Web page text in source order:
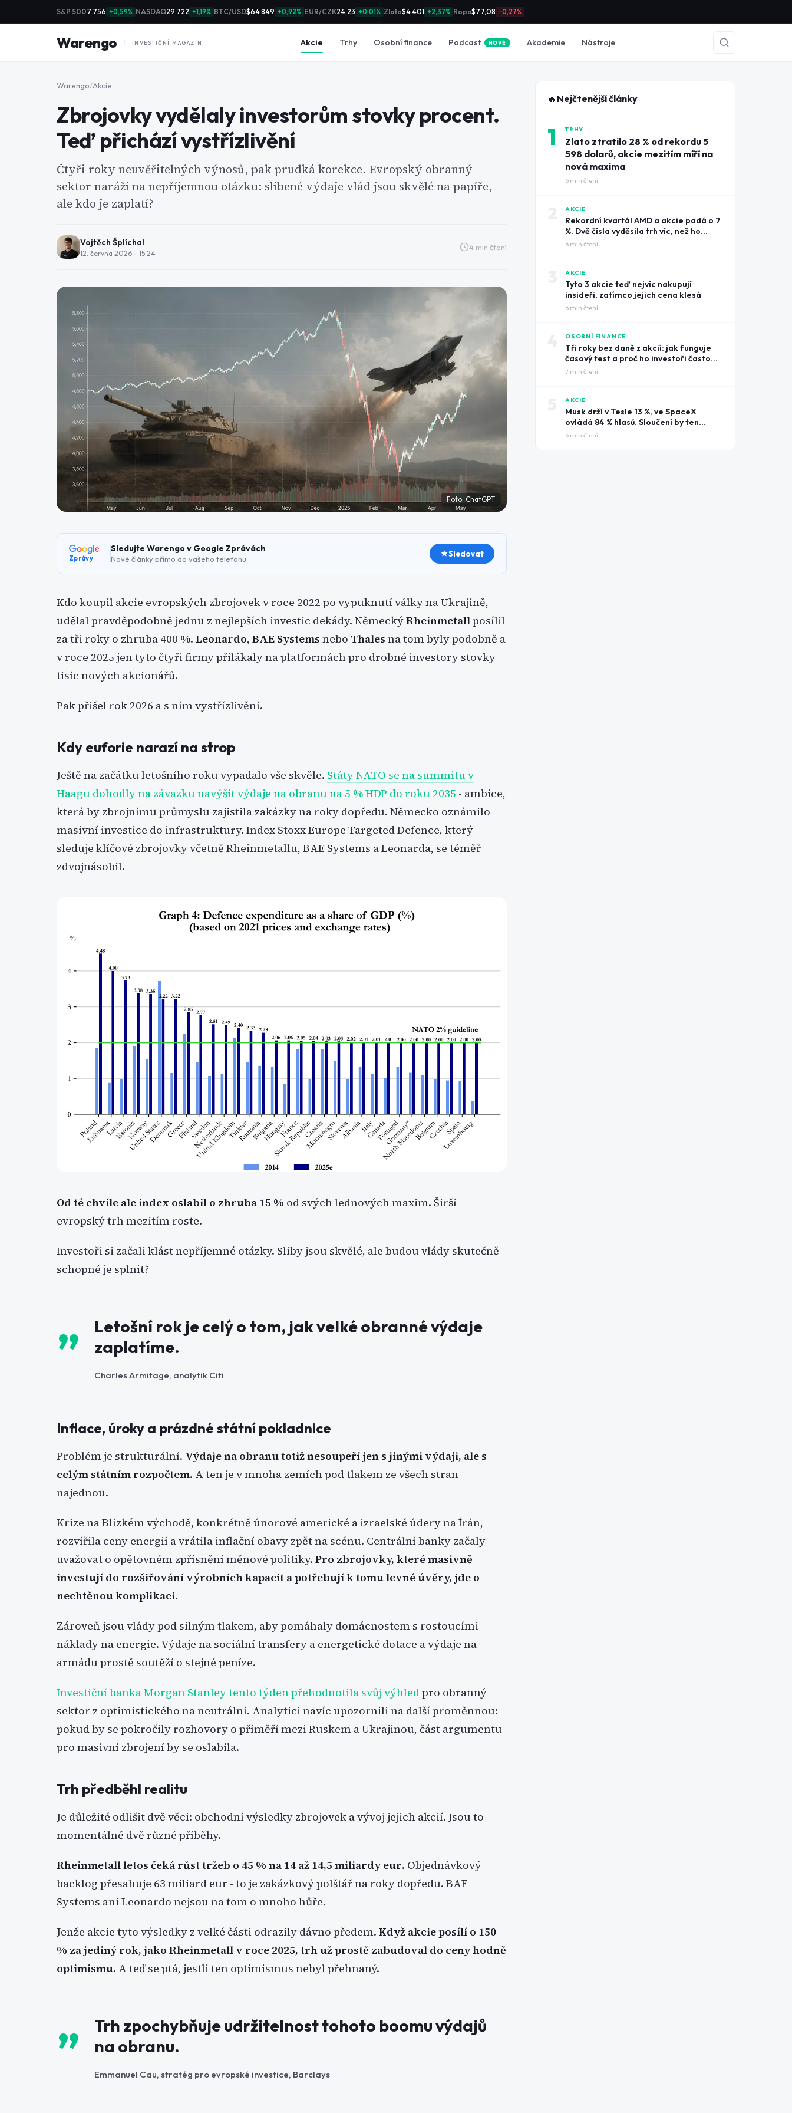
S&P 5007 756 +0,59% NASDAQ29 722 +1,19% BTC/USD$64 849 +0,92% EUR/CZK24,23 +0,01% Zlato$4 401 +2,37% Ropa$77,08 −0,27%
Warengo INVESTIČNÍ MAGAZÍN Akcie Trhy Osobní finance Podcast NOVÉ Akademie Nástroje
Warengo/Akcie
Zbrojovky vydělaly investorům stovky procent.
Teď přichází vystřízlivění
Čtyři roky neuvěřitelných výnosů, pak prudká korekce. Evropský obranný
sektor naráží na nepříjemnou otázku: slíbené výdaje vlád jsou skvělé na papíře,
ale kdo je zaplatí?
Vojtěch Šplíchal
12. června 2026 - 15:24
4 min čtení
Foto: ChatGPT
Zprávy
Sledujte Warengo v Google Zprávách
Nové články přímo do vašeho telefonu.
Sledovat
Kdo koupil akcie evropských zbrojovek v roce 2022 po vypuknutí války na Ukrajině,
udělal pravděpodobně jednu z nejlepších investic dekády. NěmeckýRheinmetallposílil
za tři roky o zhruba 400 %. Leonardo, BAE Systems nebo Thales na tom byly podobně a
v roce 2025 jen tyto čtyři firmy přilákaly na platformách pro drobné investory stovky
tisíc nových akcionářů.
Pak přišel rok 2026 a s ním vystřízlivění.
Kdy euforie narazí na strop
Ještě na začátku letošního roku vypadalo vše skvěle. Státy NATO se na summitu v
Haagu dohodly na závazku navýšit výdaje na obranu na 5 % HDP do roku 2035 - ambice,
která by zbrojnímu průmyslu zajistila zakázky na roky dopředu. Německo oznámilo
masivní investice do infrastruktury. Index Stoxx Europe Targeted Defence, který
sleduje klíčové zbrojovky včetně Rheinmetallu, BAE Systems a Leonarda, se téměř
zdvojnásobil.
Od té chvíle ale index oslabil o zhruba 15 % od svých lednových maxim. Širší
evropský trh mezitím roste.
Investoři si začali klást nepříjemné otázky. Sliby jsou skvělé, ale budou vlády skutečně
schopné je splnit?
Letošní rok je celý o tom, jak velké obranné výdaje
zaplatíme.
Charles Armitage, analytik Citi
Inflace, úroky a prázdné státní pokladnice
Problém je strukturální. Výdaje na obranu totiž nesoupeří jen s jinými výdaji, ale s
celým státním rozpočtem. A ten je v mnoha zemích pod tlakem ze všech stran
najednou.
Krize na Blízkém východě, konkrétně únorové americké a izraelské údery na Írán,
rozvířila ceny energií a vrátila inflační obavy zpět na scénu. Centrální banky začaly
uvažovat o opětovném zpřísnění měnové politiky. Pro zbrojovky, které masivně
investují do rozšiřování výrobních kapacit a potřebují k tomu levné úvěry, jde o
nechtěnou komplikaci.
Zároveň jsou vlády pod silným tlakem, aby pomáhaly domácnostem s rostoucími
náklady na energie. Výdaje na sociální transfery a energetické dotace a výdaje na
armádu prostě soutěží o stejné peníze.
Investiční banka Morgan Stanley tento týdenpřehodnotila svůj výhledpro obranný
sektor z optimistického na neutrální. Analytici navíc upozornili na další proměnnou:
pokud by se pokročily rozhovory o příměří mezi Ruskem a Ukrajinou, část argumentu
pro masivní zbrojení by se oslabila.
Trh předběhl realitu
Je důležité odlišit dvě věci: obchodní výsledky zbrojovek a vývoj jejich akcií. Jsou to
momentálně dvě různé příběhy.
Rheinmetall letos čeká růst tržeb o 45 % na 14 až 14,5 miliardy eur. Objednávkový
backlog přesahuje 63 miliard eur - to je zakázkový polštář na roky dopředu. BAE
Systems ani Leonardo nejsou na tom o mnoho hůře.
Jenže akcie tyto výsledky z velké části odrazily dávno předem. Když akcie posílí o 150
% za jediný rok, jako Rheinmetall v roce 2025, trh už prostě zabudoval do ceny hodně
optimismu. A teď se ptá, jestli ten optimismus nebyl přehnaný.
Trh zpochybňuje udržitelnost tohoto boomu výdajů
na obranu.
Emmanuel Cau, stratég pro evropské investice, Barclays
🔥 Nejčtenější články
1 TRHY
Zlato ztratilo 28 % od rekordu 5
598 dolarů, akcie mezitím míří na
nová maxima
6 min čtení
AKCIE
Rekordní kvartál AMD a akcie padá o 7
%. Dvě čísla vyděsila trh víc, než ho
potěšily tržby
6 min čtení
AKCIE
Tyto 3 akcie teď nejvíc nakupují
insideři, zatímco jejich cena klesá
6 min čtení
OSOBNÍ FINANCE
Tři roky bez daně z akcií: jak funguje
časový test a proč ho investoři často
prošvihnou
7 min čtení
AKCIE
Musk drží v Tesle 13 %, ve SpaceX
ovládá 84 % hlasů. Sloučení by ten
rozdíl smazalo
6 min čtení